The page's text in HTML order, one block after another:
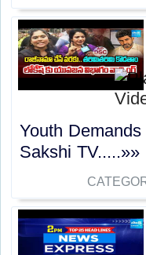
Youth
Sakshi TV.....»»